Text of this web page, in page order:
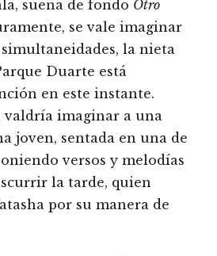
suena de fondo Otro
se vale imaginar
la nieta
Duarte está
en este instante.
valdría imaginar a una
joven, sentada en una de
versos y melodías
la tarde, quien
por su manera de